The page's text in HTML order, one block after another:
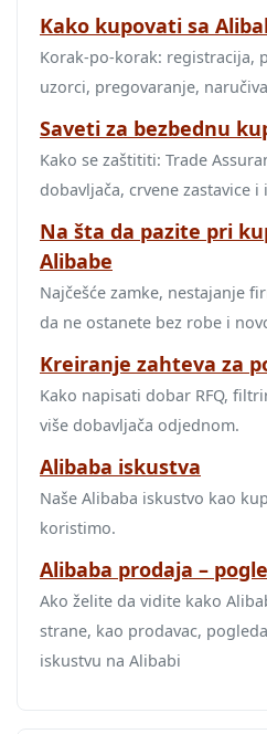
Kako kupovati sa
Korak‑po‑korak: registracija,
uzorci, pregovaranje,
Saveti za bezbednu
Kako se zaštititi: Trade
dobavljača, crvene zastavice
Na šta da pazite pri
Alibabe
Najčešće zamke, nestajanje
da ne ostanete bez robe i
Kreiranje zahteva za
Kako napisati dobar RFQ,
više dobavljača odjednom.
Alibaba iskustva
Naše Alibaba iskustvo kao
koristimo.
Alibaba prodaja –
Ako želite da vidite kako
strane, kao prodavac,
iskustvu na Alibabi